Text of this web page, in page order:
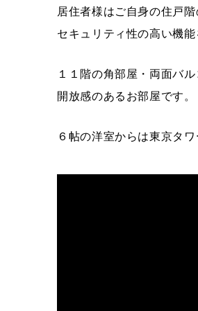
居住者様はご自身の住戸階
セキュリティ性の高い機能
１１階の角部屋・両面バ
開放感のあるお部屋です。
６帖の洋室からは東京タ